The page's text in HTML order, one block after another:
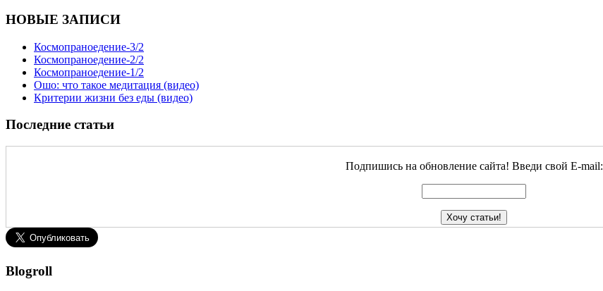
НОВЫЕ ЗАПИСИ
Космопраноедение-3/2
Космопраноедение-2/2
Космопраноедение-1/2
Ошо: что такое медитация (видео)
Критерии жизни без еды (видео)
Последние статьи
Подпишись на обновление сайта! Введи свой E-mail:
Blogroll